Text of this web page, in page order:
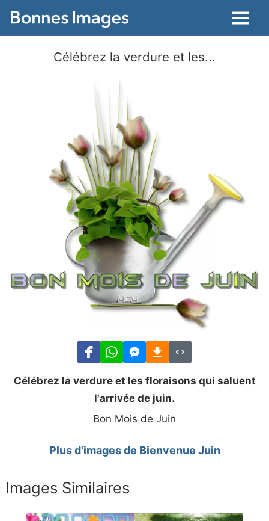
Menu
Célébrez la verdure et les...
Célébrez la verdure et les floraisons qui saluent
l'arrivée de juin.
Bon Mois de Juin
Plus d'images de Bienvenue Juin
Images Similaires